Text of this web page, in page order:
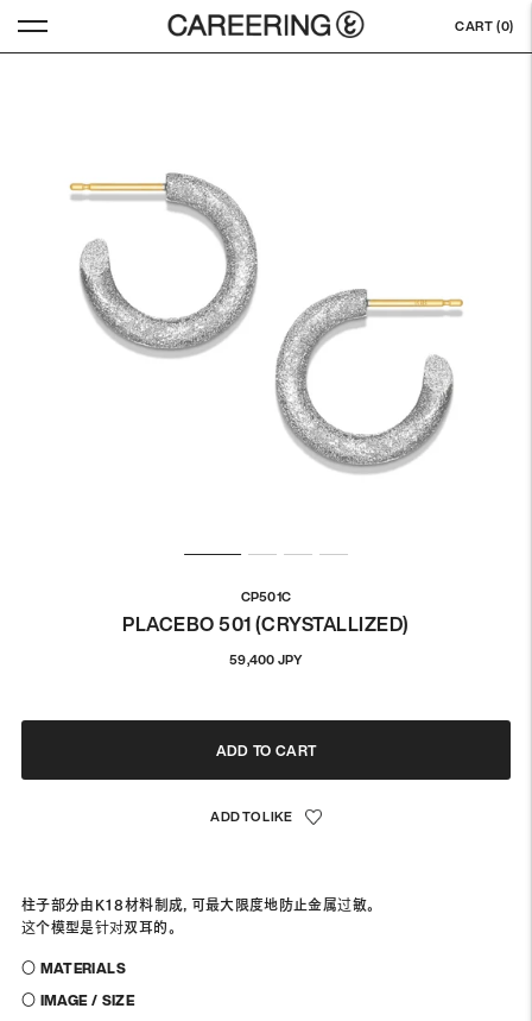
CART (0)
CP501C
PLACEBO 501 (CRYSTALLIZED)
59,400 JPY通
格
ADD TO CART
柱子部分由K18材料制成，可最大限度地防止金属过敏。
这个模型是针对双耳的。
〇 MATERIALS
〇 IMAGE / SIZE